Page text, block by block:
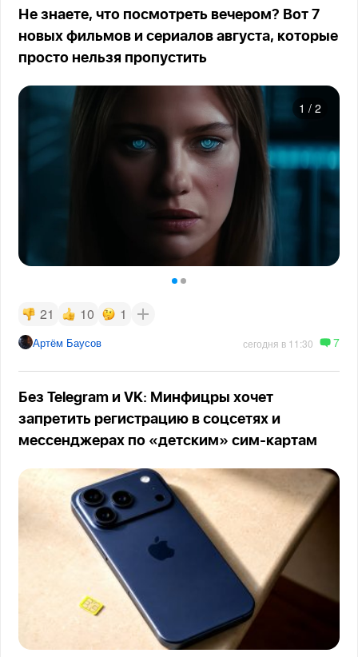
Не знаете, что посмотреть вечером? Вот 7
новых фильмов и сериалов августа, которые
просто нельзя пропустить
1 / 2
21 10 1
Артём Баусов сегодня в 11:30 7
Без Telegram и VK: Минфицры хочет
запретить регистрацию в соцсетях и
мессенджерах по «детским» сим-картам